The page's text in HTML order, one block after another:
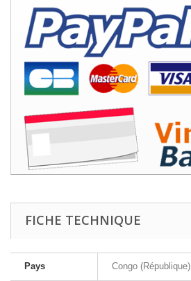
FICHE TECHNIQUE
Pays Congo (République)